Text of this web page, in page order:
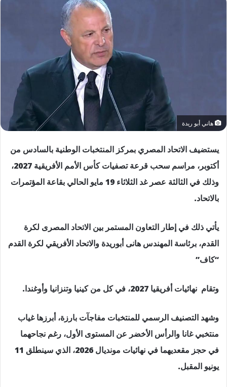
هاني أبو ريدة
يستضيف الاتحاد المصري بمركز المنتخبات الوطنية بالسادس من
أكتوبر، مراسم سحب قرعة تصفيات كأس الأمم الأفريقية 2027،
وذلك في الثالثة عصر غد الثلاثاء 19 مايو الحالي بقاعة المؤتمرات
بالاتحاد.
يأتي ذلك في إطار التعاون المستمر بين الاتحاد المصرى لكرة
القدم، برئاسة المهندس هانى أبوريدة والاتحاد الأفريقي لكرة القدم
“كاف”
وتقام نهائيات أفريقيا 2027، في كل من كينيا وتنزانيا وأوغندا.
وشهد التصنيف الرسمي للمنتخبات مفاجآت بارزة، أبرزها غياب
منتخبي غانا والرأس الأخضر عن المستوى الأول، رغم نجاحهما
في حجز مقعديهما في نهائيات مونديال 2026، الذي سينطلق 11
يونيو المقبل.